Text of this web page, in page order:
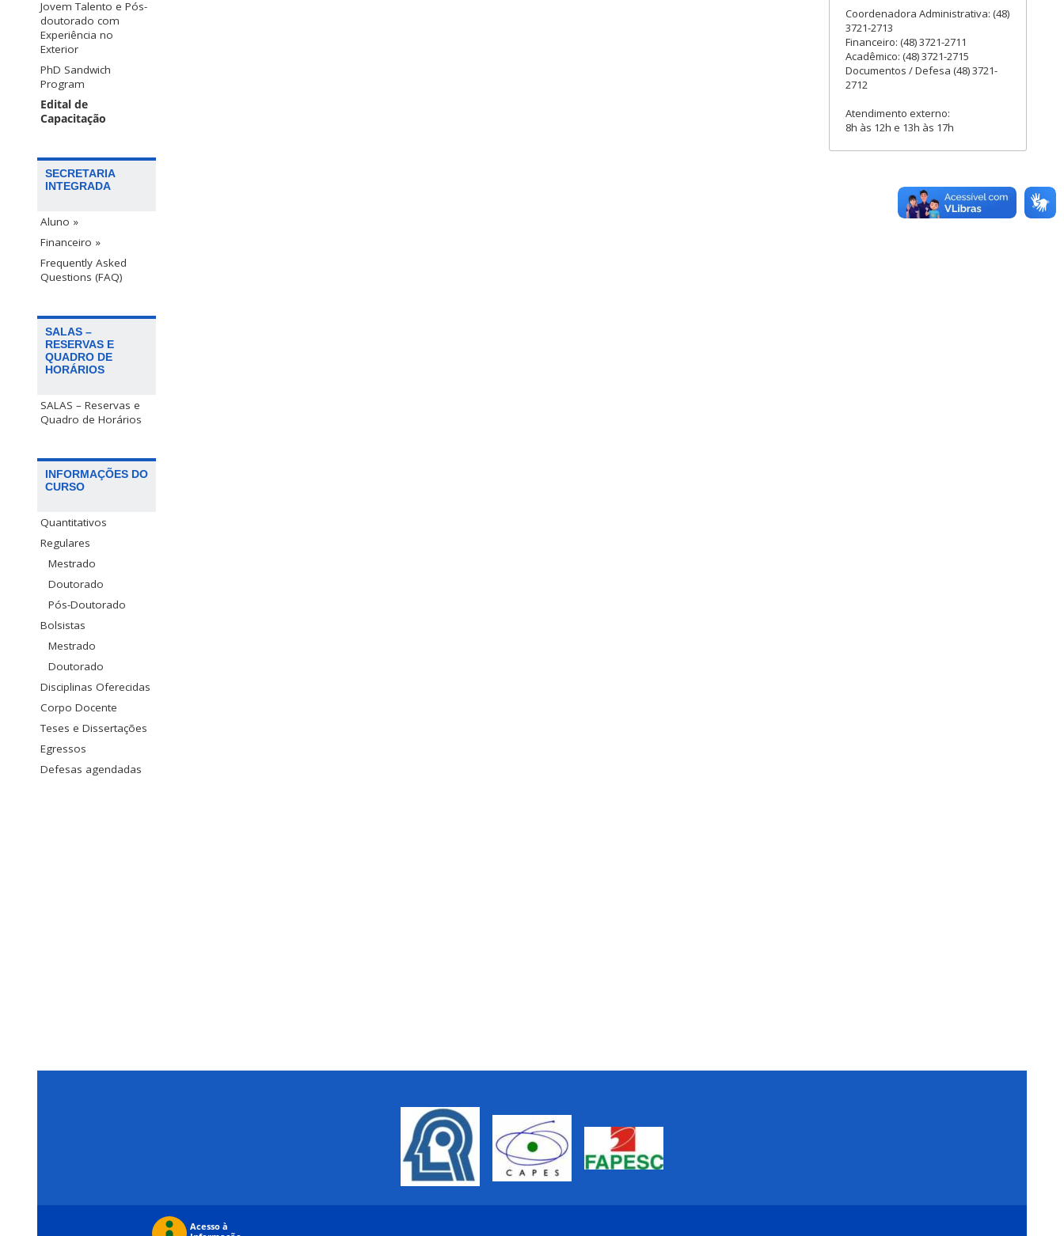
Jovem Talento e Pós-
doutorado com
Experiência no
Exterior
PhD Sandwich
Program
Edital de
Capacitação
SECRETARIA
INTEGRADA
Aluno »
Financeiro »
Frequently Asked
Questions (FAQ)
SALAS –
RESERVAS E
QUADRO DE
HORÁRIOS
SALAS – Reservas e
Quadro de Horários
INFORMAÇÕES DO
CURSO
Quantitativos
Regulares
Mestrado
Doutorado
Pós-Doutorado
Bolsistas
Mestrado
Doutorado
Disciplinas Oferecidas
Corpo Docente
Teses e Dissertações
Egressos
Defesas agendadas
Coordenadora Administrativa: (48)
3721-2713
Financeiro: (48) 3721-2711
Acadêmico: (48) 3721-2715
Documentos / Defesa (48) 3721-
2712
Atendimento externo:
8h às 12h e 13h às 17h